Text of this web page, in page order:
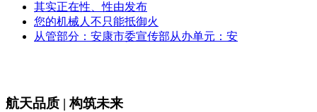
其实正在性、性由发布
您的机械人不只能抵御火
从管部分：安康市委宣传部从办单元：安
航天品质 | 构筑未来